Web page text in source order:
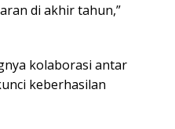
di akhir tahun,”
kolaborasi antar
keberhasilan